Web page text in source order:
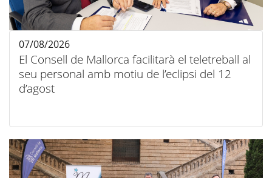
El Consell de Mallorca facilitarà el teletreball al
seu personal amb motiu de l’eclipsi del 12
d’agost
07/08/2026